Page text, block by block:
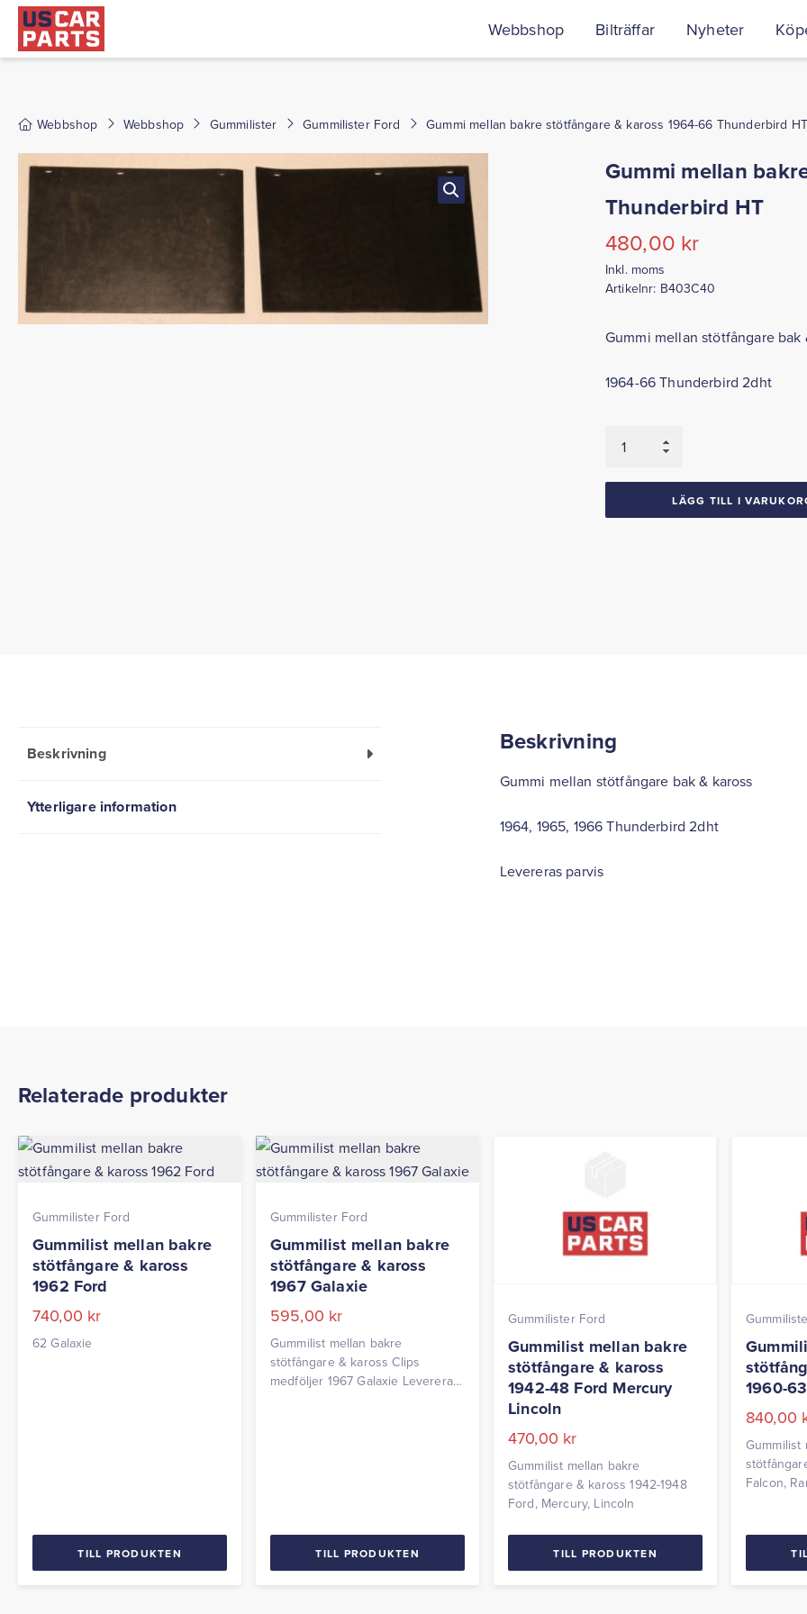
Webbshop Bilträffar Nyheter
Webbshop Webbshop Gummilister Gummilister Ford Gummi mellan bakre stötfångare & kaross 1964-66 Thunderbird
Gummi mellan
Thunderbird HT
480,00 kr
Inkl. moms
Artikelnr: B403C40
Gummi mellan stötfångare bak
1964-66 Thunderbird 2dht
mellan
LÄGG TILL I
Beskrivning
Ytterligare information
Beskrivning
Gummi mellan stötfångare bak & kaross
1964, 1965, 1966 Thunderbird 2dht
Levereras parvis
Relaterade produkter
Gummilister Ford
Gummilist mellan bakre
stötfångare & kaross
1962 Ford
740,00 kr
62 Galaxie
TILL PRODUKTEN
Gummilister Ford
Gummilist mellan bakre
stötfångare & kaross
1967 Galaxie
595,00 kr
Gummilist mellan bakre
stötfångare & kaross Clips
medföljer 1967 Galaxie Levereras
TILL PRODUKTEN
Gummilister Ford
Gummilist mellan bakre
stötfångare & kaross
1942-48 Ford Mercury
Lincoln
470,00 kr
Gummilist mellan bakre
stötfångare & kaross 1942-1948
Ford, Mercury, Lincoln
TILL PRODUKTEN
1960-
840,00
Gummilist
Falcon,